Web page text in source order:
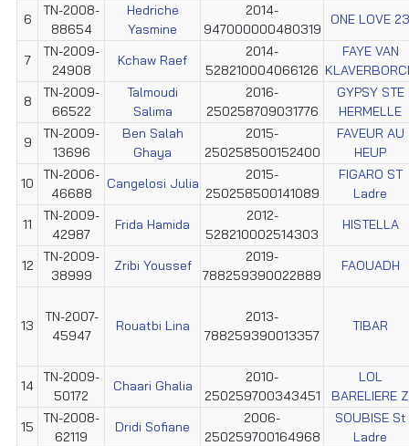
6
TN-2008-
88654
Hedriche
Yasmine
2014-
947000000480319
ONE LOVE 23
7
TN-2009-
24908
Kchaw Raef
2014-
528210004066126
FAYE VAN
8
TN-2009-
66522
Talmoudi
Salima
2016-
250258709031776
GYPSY STE
HERMELLE
9
TN-2009-
13696
Ben Salah
Ghaya
2015-
250258500152400
FAVEUR AU
HEUP
10
TN-2006-
46688
Cangelosi Julia
2015-
250258500141089
FIGARO ST
Ladre
11
TN-2009-
42987
Frida Hamida
2012-
528210002514303
HISTELLA
12
TN-2009-
38999
Zribi Youssef
2019-
788259390022889
FAOUADH
13
TN-2007-
45947
Rouatbi Lina
2013-
788259390013357
TIBAR
14
TN-2009-
50172
Chaari Ghalia
2010-
250259700343451
LOL
BARELIERE Z
15
TN-2008-
62119
Dridi Sofiane
2006-
250259700164968
SOUBISE St
Ladre